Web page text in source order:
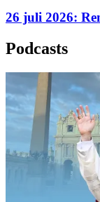
26 juli 2026:
Podcasts